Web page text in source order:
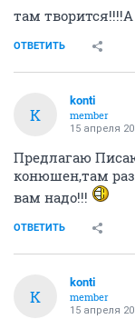
там творится!!!!А
ОТВЕТИТЬ
K
konti
member
15 апреля
Предлагаю
конюшен,там
вам надо!!!
ОТВЕТИТЬ
K
konti
member
15 апреля